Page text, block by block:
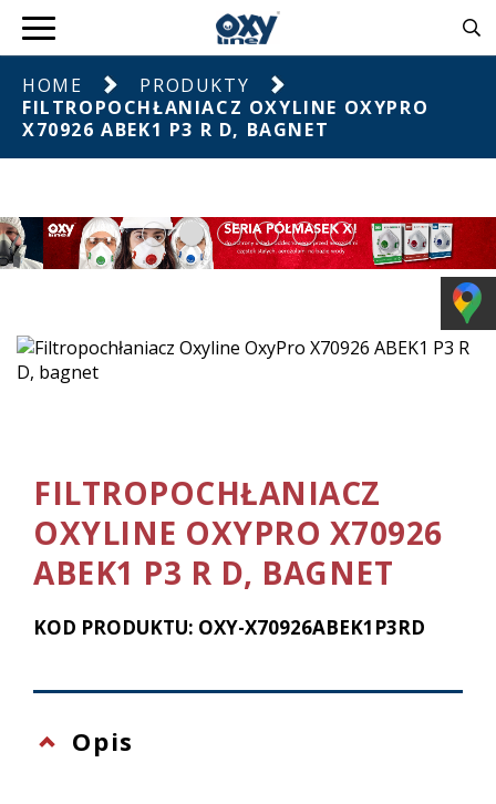
HOME
PRODUKTY
FILTROPOCHŁANIACZ OXYLINE OXYPRO
X70926 ABEK1 P3 R D, BAGNET
FILTROPOCHŁANIACZ
OXYLINE OXYPRO X70926
ABEK1 P3 R D, BAGNET
KOD PRODUKTU: OXY-X70926ABEK1P3RD
Opis